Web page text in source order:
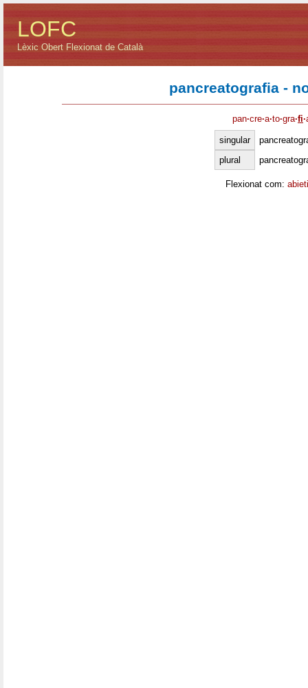
LOFC
Lèxic Obert Flexionat de Català
pancreatografia -
pan·cre·a·to·gra·fi·
singular
plural
Flexionat com: